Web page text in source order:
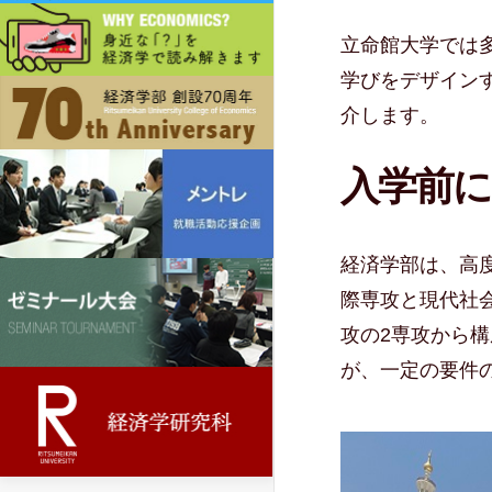
立命館大学では
学びをデザイン
介します。
入学前
経済学部は、高
際専攻と現代社
攻の2専攻から
が、一定の要件